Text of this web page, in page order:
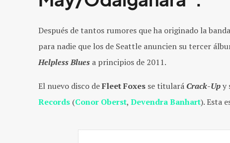
Después de tantos rumores que ha originado la
para nadie que los de Seattle anuncien su tercer
Helpless Blues a principios de 2011.
El nuevo disco deFleet Foxes se titulará Crack-Upy
Records (Conor Oberst, Devendra Banhart). Esta